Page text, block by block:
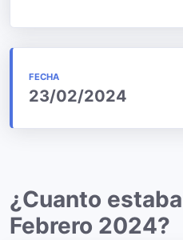
FECHA
23/02/2024
¿Cuanto
Febrero 2024?